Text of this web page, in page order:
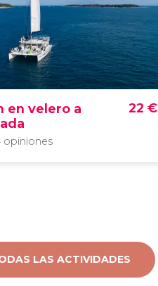
LAS ACTIVIDADES